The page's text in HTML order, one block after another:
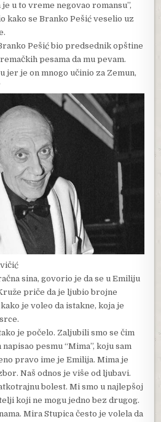
u to vreme negovao romansu”,
kako se Branko Pešić veselio uz
Pešić bio predsednik opštine
pesama da mu pevam.
jer je on mnogo učinio za Zemun,
sina, govorio je da se u Emiliju
priče da je ljubio brojne
je voleo da istakne, koja je
je počelo. Zaljubili smo se čim
pesmu “Mima”, koju sam
pravo ime je Emilija. Mima je
Naš odnos je više od ljubavi.
bolest. Mi smo u najlepšoj
koji ne mogu jedno bez drugog.
Mira Stupica često je volela da